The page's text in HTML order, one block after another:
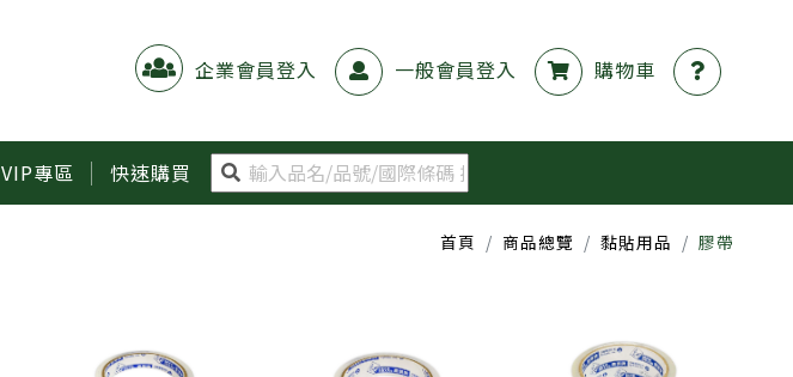
企業會員登入 一般會員登入 購物車
VIP專區 快速購買
首頁 商品總覽 黏貼用品 膠帶